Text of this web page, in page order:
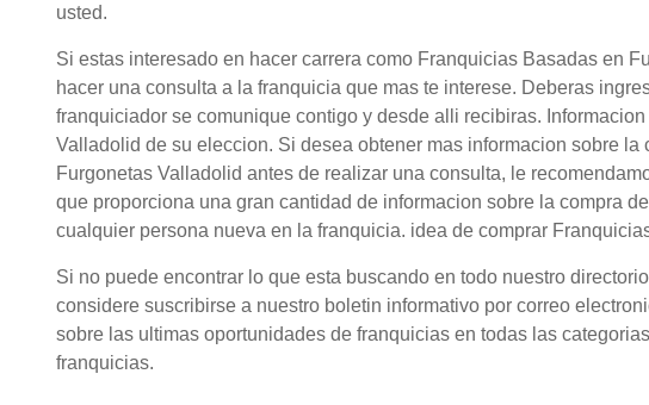
usted.
Si estas interesado en hacer carrera como Franquicias Basadas en
hacer una consulta a la franquicia que mas te interese. Deberas
franquiciador se comunique contigo y desde alli recibiras.
Valladolid de su eleccion. Si desea obtener mas informacion sobre
Furgonetas Valladolid antes de realizar una consulta, le
que proporciona una gran cantidad de informacion sobre la compra
cualquier persona nueva en la franquicia. idea de comprar
Si no puede encontrar lo que esta buscando en todo nuestro
considere suscribirse a nuestro boletin informativo por correo
sobre las ultimas oportunidades de franquicias en todas las
franquicias.